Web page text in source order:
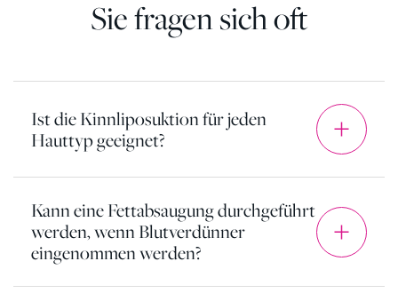
Sie fragen sich oft
Ist die Kinnliposuktion für jeden
Hauttyp geeignet?
Kann eine Fettabsaugung durchgeführt
werden, wenn Blutverdünner
eingenommen werden?